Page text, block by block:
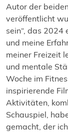
Autor der
veröffentlicht
sein“, das 2024
und meine
meiner Freizeit
und mentale
Woche im
inspirierende
Aktivitäten,
Schauspiel,
gemacht, der